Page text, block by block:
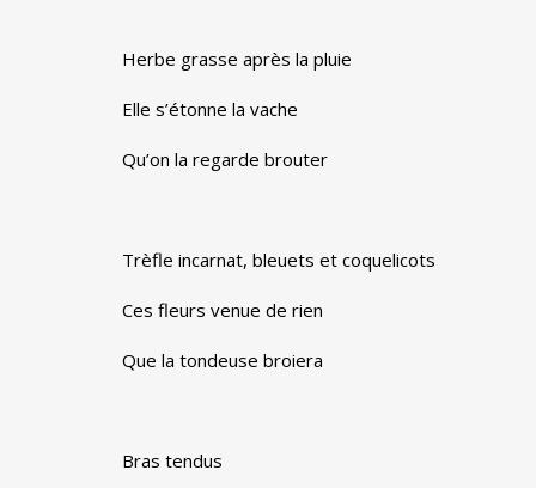
Herbe grasse après la pluie
Elle s’étonne la vache
Qu’on la regarde brouter
Trèfle incarnat, bleuets et coquelicots
Ces fleurs venue de rien
Que la tondeuse broiera
Bras tendus